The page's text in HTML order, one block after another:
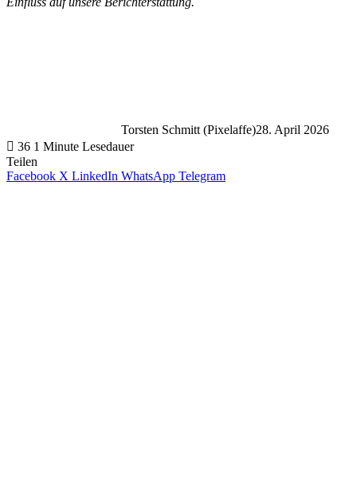
Torsten Schmitt (Pixelaffe)28. April 2026
36 1 Minute Lesedauer
Teilen
Facebook X LinkedIn WhatsApp Telegram